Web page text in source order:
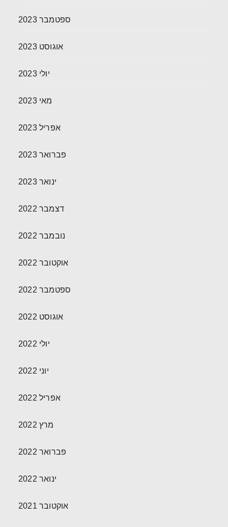
ספטמבר 2023
אוגוסט 2023
יולי 2023
מאי 2023
אפריל 2023
פברואר 2023
ינואר 2023
דצמבר 2022
נובמבר 2022
אוקטובר 2022
ספטמבר 2022
אוגוסט 2022
יולי 2022
יוני 2022
אפריל 2022
מרץ 2022
פברואר 2022
ינואר 2022
אוקטובר 2021